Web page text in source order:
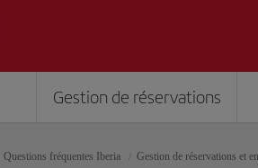
Gestion de réservations
Questions fréquentes Iberia Gestion de réservations et